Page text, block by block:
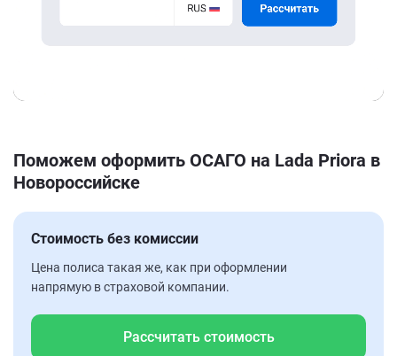
Поможем оформить ОСАГО на Lada Priora в
Новороссийске
Стоимость без комиссии
Цена полиса такая же, как при оформлении
напрямую в страховой компании.
Рассчитать стоимость